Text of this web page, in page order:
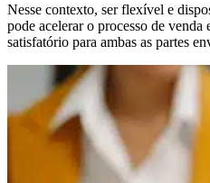
Nesse contexto, ser flexível e
pode acelerar o processo de venda
satisfatório para ambas as partes